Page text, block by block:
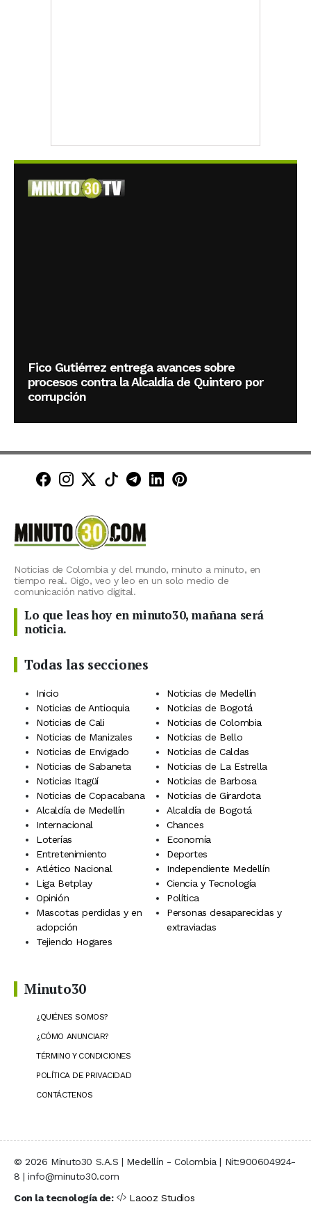
Fico Gutiérrez entrega avances sobre
procesos contra la Alcaldía de Quintero por
corrupción
Minuto30 en Facebook
Minuto30 en Instagram
Minuto30 en X (Twitter)
Minuto30 en TikTok
Canal de Minuto30 en
Minuto30 en LinkedIn
Minuto30 en
Noticias de Colombia y del mundo, minuto a minuto, en
tiempo real. Oigo, veo y leo en un solo medio de
comunicación nativo digital.
Lo que leas hoy en minuto30, mañana será
noticia.
Todas las secciones
Inicio
Noticias de Medellín
Noticias de Antioquia
Noticias de Bogotá
Noticias de Cali
Noticias de Colombia
Noticias de Manizales
Noticias de Bello
Noticias de Envigado
Noticias de Caldas
Noticias de Sabaneta
Noticias de La Estrella
Noticias Itagüí
Noticias de Barbosa
Noticias de Copacabana
Noticias de Girardota
Alcaldía de Medellín
Alcaldía de Bogotá
Internacional
Chances
Loterías
Economía
Entretenimiento
Deportes
Atlético Nacional
Independiente Medellín
Liga Betplay
Ciencia y Tecnología
Opinión
Política
Mascotas perdidas y en
adopción
Personas desaparecidas y
extraviadas
Tejiendo Hogares
Minuto30
¿QUIÉNES SOMOS?
¿CÓMO ANUNCIAR?
TÉRMINO Y CONDICIONES
POLÍTICA DE PRIVACIDAD
CONTÁCTENOS
© 2026 Minuto30 S.A.S | Medellín - Colombia | Nit:900604924-
8 | info@minuto30.com
Con la tecnología de:
Laooz Studios